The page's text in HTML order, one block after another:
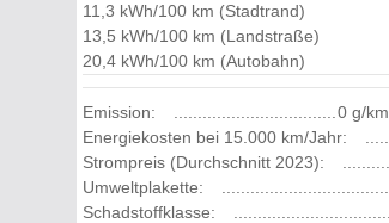
11,3 kWh/100 km (Stadtrand)
13,5 kWh/100 km (Landstraße)
20,4 kWh/100 km (Autobahn)
Emission:
0 g/
Energiekosten bei 15.000 km/Jahr:
Strompreis (Durchschnitt 2023):
Umweltplakette:
Schadstoffklasse: